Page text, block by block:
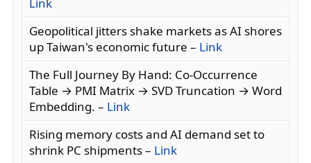
Geopolitical jitters shake markets as AI shores
up Taiwan's economic future – Link
The Full Journey By Hand: Co-Occurrence
Table → PMI Matrix → SVD Truncation → Word
Embedding. – Link
Rising memory costs and AI demand set to
shrink PC shipments – Link